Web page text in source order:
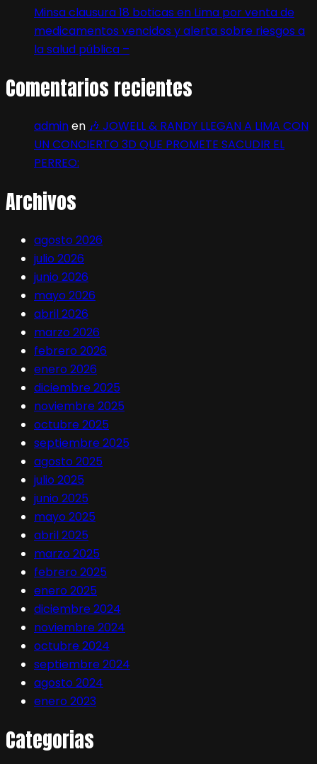
Minsa clausura 18 boticas en Lima por venta de
medicamentos vencidos y alerta sobre riesgos a
la salud pública –
Comentarios recientes
adminen 🎶 JOWELL & RANDY LLEGAN A LIMA CON
UN CONCIERTO 3D QUE PROMETE SACUDIR EL
PERREO:
Archivos
agosto 2026
julio 2026
junio 2026
mayo 2026
abril 2026
marzo 2026
febrero 2026
enero 2026
diciembre 2025
noviembre 2025
octubre 2025
septiembre 2025
agosto 2025
julio 2025
junio 2025
mayo 2025
abril 2025
marzo 2025
febrero 2025
enero 2025
diciembre 2024
noviembre 2024
octubre 2024
septiembre 2024
agosto 2024
enero 2023
Categorias